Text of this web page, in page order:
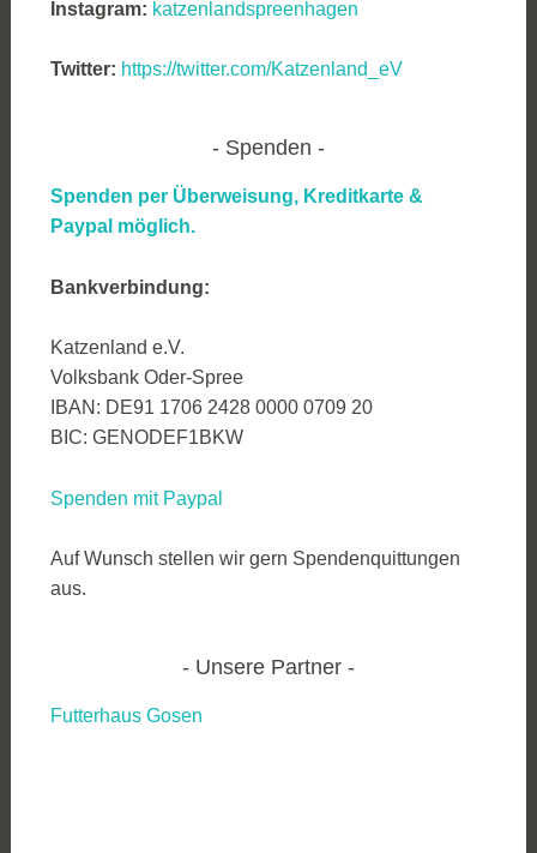
Instagram: katzenlandspreenhagen
Twitter: https://twitter.com/Katzenland_eV
Spenden
Spenden per Überweisung, Kreditkarte &
Paypal möglich.
Bankverbindung:
Katzenland e.V.
Volksbank Oder-Spree
IBAN: DE91 1706 2428 0000 0709 20
BIC: GENODEF1BKW
Spenden mit Paypal
Auf Wunsch stellen wir gern Spendenquittungen
aus.
Unsere Partner
Futterhaus Gosen